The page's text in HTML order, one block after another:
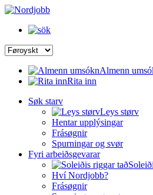
Almenn
Rita inn
Søk starv
Leys størv
Hentar upplýsingar
Frásøgnir
Spurningar og svør
Fyri arbeiðsgevarar
Hví Nordjobb?
Frásøgnir